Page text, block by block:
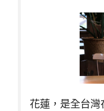
花蓮，是全台灣